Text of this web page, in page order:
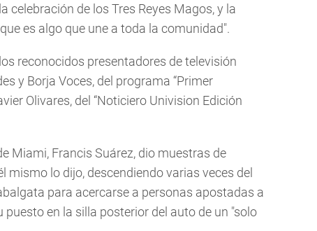
celebración de los Tres Reyes Magos, y la
es algo que une a toda la comunidad".
reconocidos presentadores de televisión
y Borja Voces, del programa “Primer
Olivares, del “Noticiero Univision Edición
Miami, Francis Suárez, dio muestras de
mismo lo dijo, descendiendo varias veces del
para acercarse a personas apostadas a
puesto en la silla posterior del auto de un "solo